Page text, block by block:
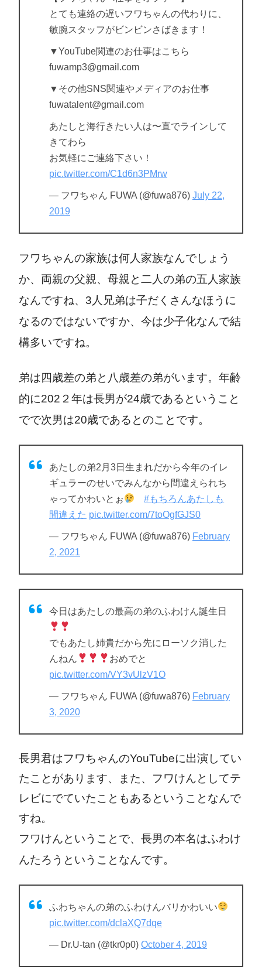
とても連絡の遅いフワちゃんの代わりに、
敏腕スタッフがビンビンさばきます！
▼YouTube関連のお仕事はこちら
fuwamp3@gmail.com
▼その他SNS関連やメディアのお仕事
fuwatalent@gmail.com
あたしと海行きたい人は〜直でラインして
きてわら
お気軽にご連絡下さい！
pic.twitter.com/C1d6n3PMrw
— フワちゃん FUWA (@fuwa876) July 22,
2019
フワちゃんの家族は何人家族なんでしょう
か、両親の父親、母親と二人の弟の五人家族
なんですね、3人兄弟は子だくさんなほうに
なるのではないですか、今は少子化なんで結
構多いですね。
弟は四歳差の弟と八歳差の弟がいます。 年齢
的に202２年は長男が24歳であるということ
でで次男は20歳であるとのことです。
あたしの弟2月3日生まれだから今年のイレ
ギュラーのせいでみんなから間違えられち
ゃってかわいとぉ
#もちろんあたしも
間違えた pic.twitter.com/7toOgfGJS0
— フワちゃん FUWA (@fuwa876) February
2, 2021
今日はあたしの最高の弟のふわけん誕生日
でもあたし姉貴だから先にローソク消した
んねん
おめでと
pic.twitter.com/VY3vUlzV1O
— フワちゃん FUWA (@fuwa876) February
3, 2020
長男君はフワちゃんのYouTubeに出演してい
たことがあります、また、フワけんとしてテ
レビにでていたこともあるということなんで
すね。
フワけんということで、長男の本名はふわけ
んたろうということなんです。
ふわちゃんの弟のふわけんバリかわいい
pic.twitter.com/dclaXQ7dqe
— Dr.U-tan (@tkr0p0) October 4, 2019